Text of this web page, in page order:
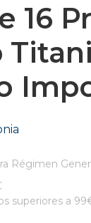
16
Régimen
superiores a